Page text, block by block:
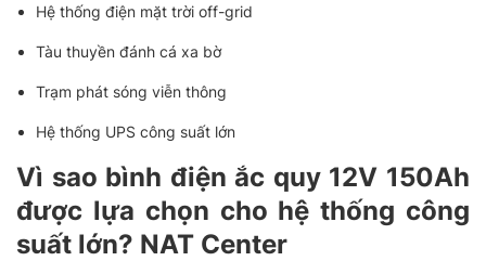
Hệ thống điện mặt trời off-grid
Tàu thuyền đánh cá xa bờ
Trạm phát sóng viễn thông
Hệ thống UPS công suất lớn
Vì sao bình điện ắc quy 12V 150Ah
được lựa chọn cho hệ thống công
suất lớn? NAT Center